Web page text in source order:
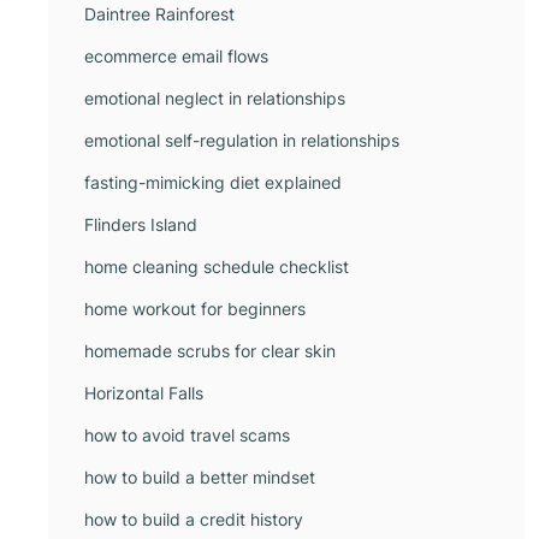
Daintree Rainforest
ecommerce email flows
emotional neglect in relationships
emotional self-regulation in relationships
fasting-mimicking diet explained
Flinders Island
home cleaning schedule checklist
home workout for beginners
homemade scrubs for clear skin
Horizontal Falls
how to avoid travel scams
how to build a better mindset
how to build a credit history